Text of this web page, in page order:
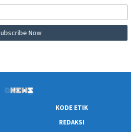
KODE ETIK
REDAKSI